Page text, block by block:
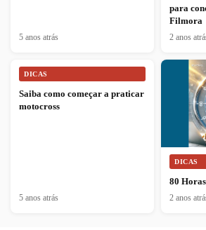
5 anos atrás
para
Filmora
2 anos
DICAS
Saiba como começar a praticar
motocross
5 anos atrás
DICAS
80
2 anos